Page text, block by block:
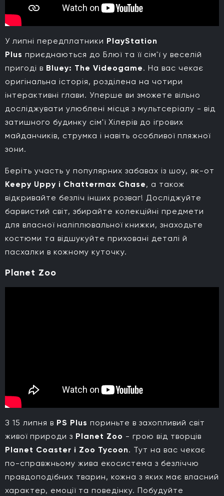
У липні передплатники PlayStation
Plus приєднаються до Блюї та її сім'ї у веселій
пригоді в Bluey: The Videogame. На вас чекає
оригінальна історія, розділена на чотири
інтерактивні глави. Уперше ви зможете вільно
досліджувати улюблені місця з мультсеріалу - від
затишного будинку сім'ї Хілерів до ігрових
майданчиків, струмка і навіть особливої пляжної
зони.
Беріть участь у популярних забавах із шоу, як-от
Keepy Uppy і Chattermax Chase, а також
відкривайте безліч інших розваг! Досліджуйте
барвистий світ, збирайте колекційні предмети
для власної наліплювальної книжки, знаходьте
костюми та відшукуйте приховані деталі й
пасхалки в кожному куточку.
Planet Zoo
З 15 липня в PS Plus пориньте в захопливий світ
живої природи з Planet Zoo - грою від творців
Planet Coaster і Zoo Tycoon. Тут на вас чекає
по-справжньому жива екосистема з безліччю
правдоподібних тварин, кожна з яких має власний
характер, емоції та поведінку. Побудуйте